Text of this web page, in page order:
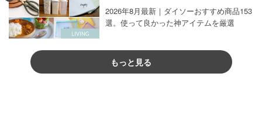
2026年8月最新｜ダイソーおすすめ商品153
選。使って良かった神アイテムを厳選
もっと見る